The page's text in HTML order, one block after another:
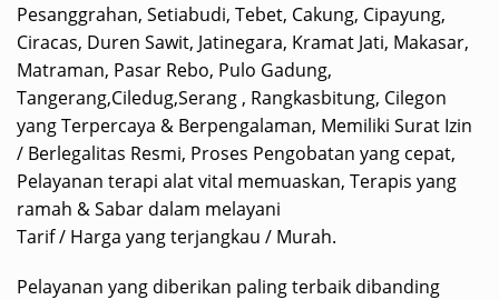
Pesanggrahan, Setiabudi, Tebet, Cakung, Cipayung,
Ciracas, Duren Sawit, Jatinegara, Kramat Jati, Makasar,
Matraman, Pasar Rebo, Pulo Gadung,
Tangerang,Ciledug,Serang , Rangkasbitung, Cilegon
yang Terpercaya & Berpengalaman, Memiliki Surat Izin
/ Berlegalitas Resmi, Proses Pengobatan yang cepat,
Pelayanan terapi alat vital memuaskan, Terapis yang
ramah & Sabar dalam melayani
Tarif / Harga yang terjangkau / Murah.
Pelayanan yang diberikan paling terbaik dibanding